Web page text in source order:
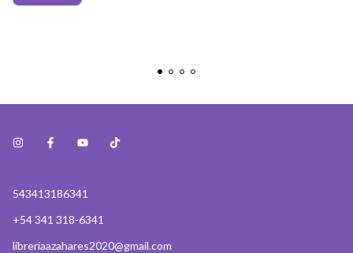
543413186341
+54 341 318-6341
libreriaazahares2020@gmail.com